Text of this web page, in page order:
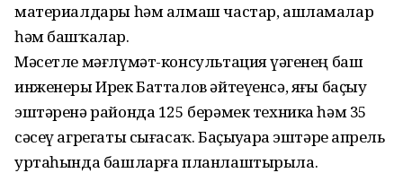
материалдары һәм алмаш частар, ашламалар
һәм башҡалар.
Мәсетле мәғлүмәт-консультация үҙәгенең баш
инженеры Ирек Батталов әйтеүенсә, яҙғы баҫыу
эштәренә районда 125 берәмек техника һәм 35
сәсеү агрегаты сығасаҡ. Баҫыуҙарҙа эштәрҙе апрель
уртаһында башларға планлаштырыла.